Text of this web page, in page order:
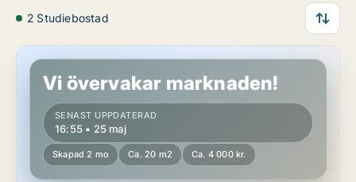
2 Studiebostad
Rum i Båstad
Vi övervakar marknaden!
SENAST UPPDATERAD
16:55 • 25 maj
Skapad 2 mo Ca. 20 m2 Ca. 4 000 kr.